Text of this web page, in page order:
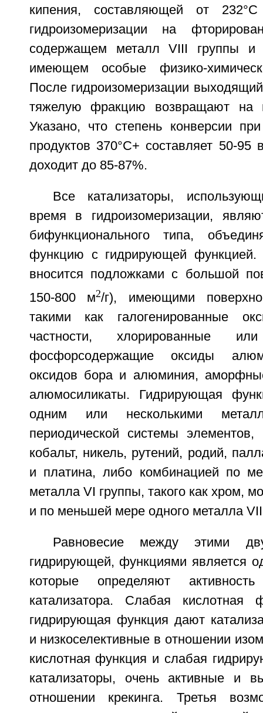
кипения, составляющей от
гидроизомеризации на
содержащем металл VIII группы
имеющем особые физико-
После гидроизомеризации
тяжелую фракцию возвращают на
Указано, что степень конверсии
продуктов 370°C+ составляет 50-
доходит до 85-87%.
Все катализаторы,
время в гидроизомеризации,
бифункционального типа,
функцию с гидрирующей функцией.
вносится подложками с большой
150-800 м2/г), имеющими
такими как галогенированные
частности, хлорированные
фосфорсодержащие оксиды
оксидов бора и алюминия,
алюмосиликаты. Гидрирующая
одним или несколькими
периодической системы
кобальт, никель, рутений, родий,
и платина, либо комбинацией по
металла VI группы, такого как хром,
и по меньшей мере одного металла
Равновесие между этими
гидрирующей, функциями является
которые определяют
катализатора. Слабая кислотная
гидрирующая функция дают
и низкоселективные в отношении
кислотная функция и слабая
катализаторы, очень активные и
отношении крекинга. Третья